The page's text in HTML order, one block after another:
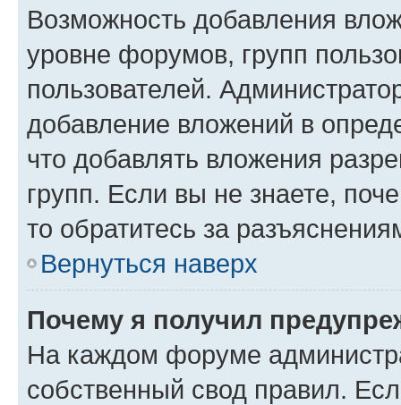
Возможность добавления
уровне форумов, групп
пользователей.
добавление вложений в
что добавлять вложения
групп. Если вы не знаете,
то обратитесь за
Вернуться наверх
Почему я получил
На каждом форуме
собственный свод правил.